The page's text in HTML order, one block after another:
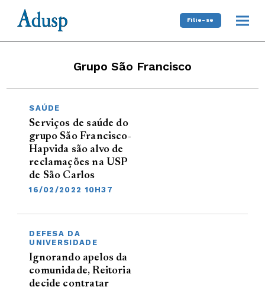
Filie-se
Grupo São Francisco
SAÚDE
Serviços de saúde do
grupo São Francisco-
Hapvida são alvo de
reclamações na USP
de São Carlos
16/02/2022 10H37
DEFESA DA
UNIVERSIDADE
Ignorando apelos da
comunidade, Reitoria
decide contratar